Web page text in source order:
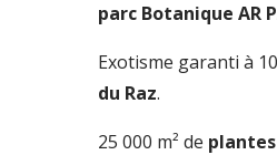
parc Botanique AR
Exotisme garanti à
du Raz.
25 000 m² de plantes